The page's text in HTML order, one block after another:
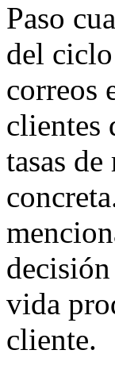
Paso
del
correos
clientes
tasas
vida
cliente.